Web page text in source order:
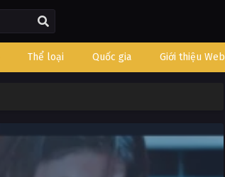
Thể loại Quốc gia Giới thiệu Web